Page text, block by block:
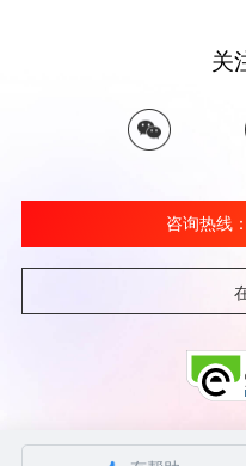
关
咨询热线
©北京金山云网络技术有限公司